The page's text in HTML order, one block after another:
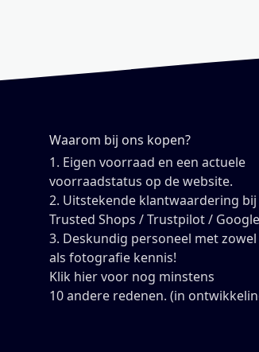
Waarom bij ons kopen?
1. Eigen voorraad en een actuele
voorraadstatus op de website.
2. Uitstekende klantwaardering bij
Trusted Shops / Trustpilot /
3. Deskundig personeel met
als fotografie kennis!
Klik hier voor nog minstens
10 andere redenen. (in